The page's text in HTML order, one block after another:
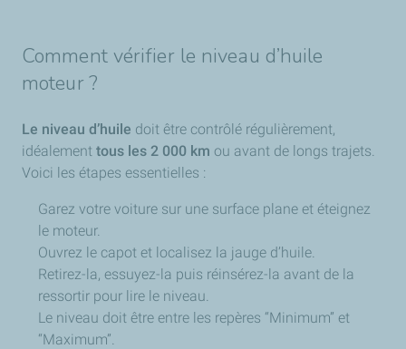
Comment vérifier le niveau d’huile
moteur ?
Le niveau d’huile doit être contrôlé régulièrement,
idéalement tous les 2 000 km ou avant de longs trajets.
Voici les étapes essentielles :
Garez votre voiture sur une surface plane et éteignez
le moteur.
Ouvrez le capot et localisez la jauge d’huile.
Retirez-la, essuyez-la puis réinsérez-la avant de la
ressortir pour lire le niveau.
Le niveau doit être entre les repères “Minimum” et
“Maximum”.